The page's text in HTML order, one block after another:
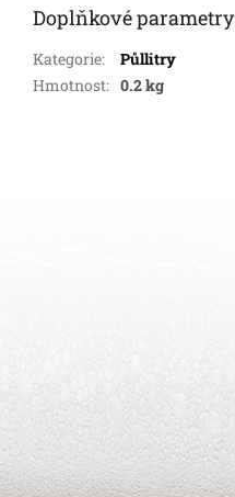
Doplňkové parametry
Kategorie:
Půllitry
Hmotnost: 0.2 kg